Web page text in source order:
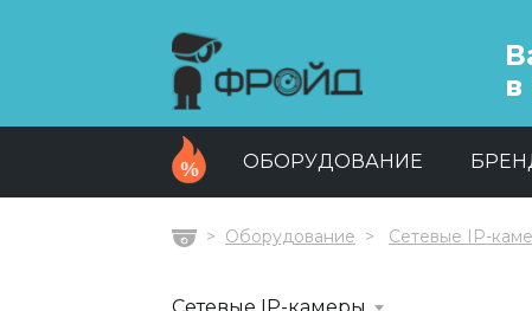
ОБОРУДОВАНИЕ
ГлавнаяОборудование Сетевые IP-